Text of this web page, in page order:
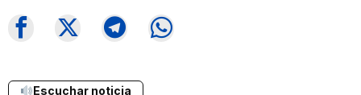
Escuchar noticia